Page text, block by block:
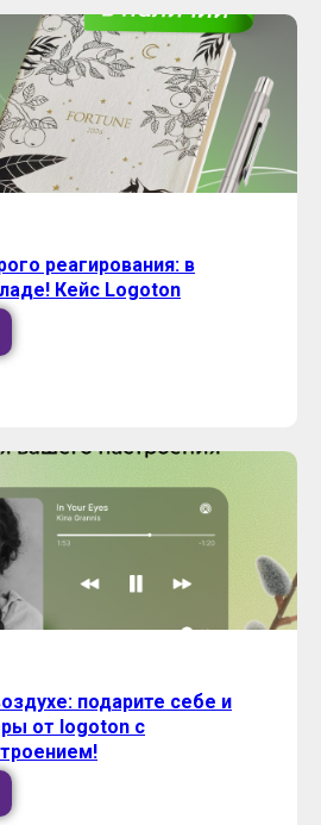
реагирования: в
Кейс Logoton
подарите себе и
от logoton с